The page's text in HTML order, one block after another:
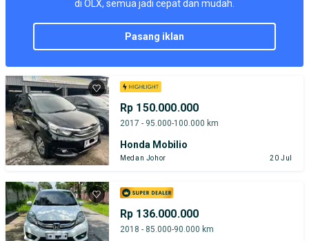
di OLX, semua jadi cepat dan mudah.
pasang iklan
Rp 150.000.000
2017 - 95.000-100.000 km
Honda Mobilio
Medan Johor 20 Jul
Rp 136.000.000
2018 - 85.000-90.000 km